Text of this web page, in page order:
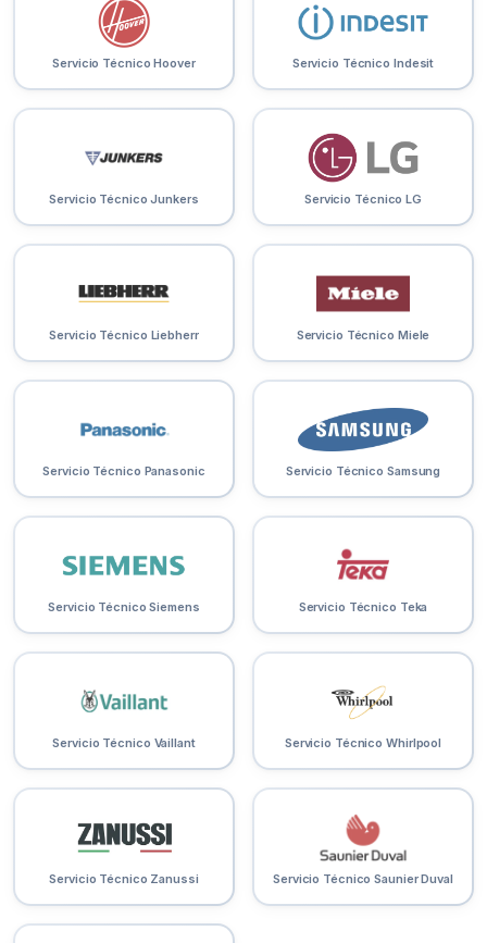
Servicio Técnico Hoover Servicio Técnico Indesit
Servicio Técnico Junkers Servicio Técnico LG
Servicio Técnico Liebherr Servicio Técnico Miele
Servicio Técnico Panasonic Servicio Técnico Samsung
Servicio Técnico Siemens Servicio Técnico Teka
Servicio Técnico Vaillant Servicio Técnico Whirlpool
Servicio Técnico Zanussi Servicio Técnico Saunier Duval